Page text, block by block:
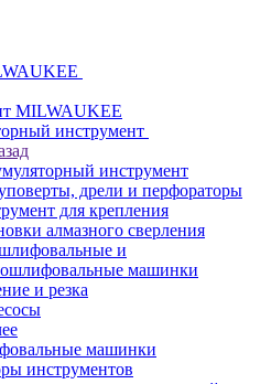
MILWAUKEE
инструмент
инструмент
дрели и перфораторы
для крепления
алмазного сверления
и
машинки
и резка
машинки
инструментов